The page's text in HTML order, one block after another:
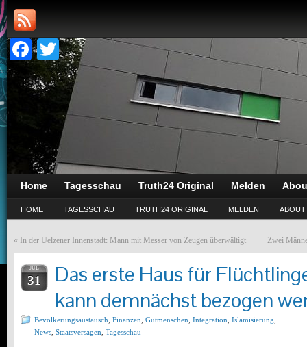
Facebook
Twitter
Home Tagesschau Truth24 Original Melden
HOME TAGESSCHAU TRUTH24 ORIGINAL MELDEN ABOUT
« In der Uelzener Innenstadt: Mann mit Messer von Zeugen überwältigt Zwei
JUL
31
Das erste Haus für
kann demnächst bezogen
Bevölkerungsaustausch Finanzen Gutmenschen Integration Islamisierung
News Staatsversagen Tagesschau